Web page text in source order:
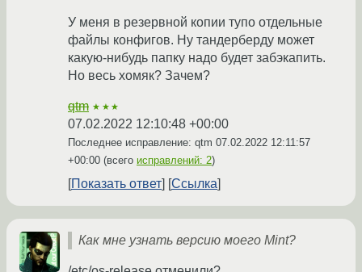
У меня в резервной копии тупо отдельные
файлы конфигов. Ну тандерберду может
какую-нибудь папку надо будет забэкапить.
Но весь хомяк? Зачем?
qtm ★★★
07.02.2022 12:10:48 +00:00
Последнее исправление: qtm 07.02.2022 12:11:57
+00:00 (всего исправлений: 2)
Показать ответ Ссылка
Как мне узнать версию моего Mint?